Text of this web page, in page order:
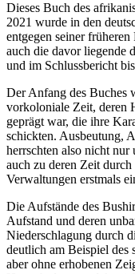
Dieses Buch des
2021 wurde in den
entgegen seiner
auch die davor liegende
und im Schlussbericht
Der Anfang des Buches
vorkoloniale Zeit, deren
geprägt war, die ihre
schickten. Ausbeutung,
herrschten also nicht
auch zu deren Zeit
Verwaltungen erstmals
Die Aufstände des
Aufstand und deren
Niederschlagung durch
deutlich am Beispiel des
aber ohne erhobenen